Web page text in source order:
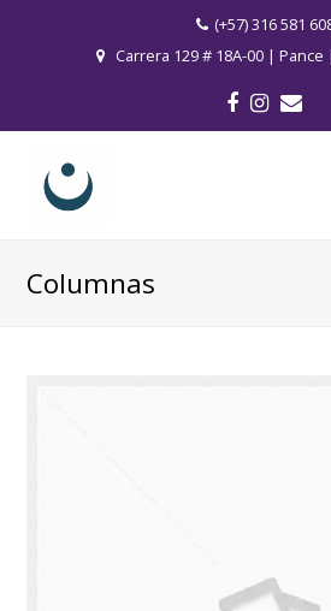
(+57) 316 581
Carrera 129 # 18A-00 | Pance
Facebook
Columnas